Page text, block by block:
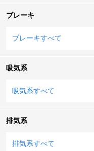
ブレーキ
ブレーキすべて
吸気系
吸気系すべて
排気系
排気系すべて